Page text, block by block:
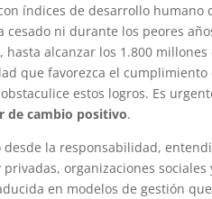
índices de desarrollo
cesado ni durante los peores
hasta alcanzar los 1.800
que favorezca el cumplimiento
estos logros. Es
de cambio positivo.
la responsabilidad,
organizaciones
en modelos de gestión